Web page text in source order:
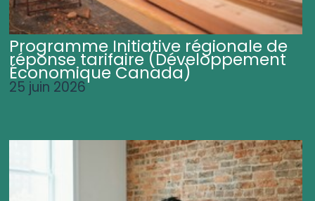
Programme Initiative régionale de
réponse tarifaire (Développement
Économique Canada)
25 juin 2026